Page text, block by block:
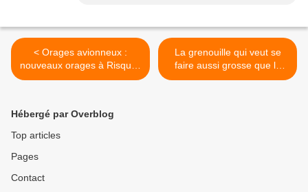
< Orages avionneux :
nouveaux orages à Risques
Majeurs mi-technologiques,
dévastation des récoltes, la
mort d’innocents
La grenouille qui veut se
faire aussi grosse que le
boeuf - variante orages
Hébergé par Overblog
Top articles
Pages
Contact